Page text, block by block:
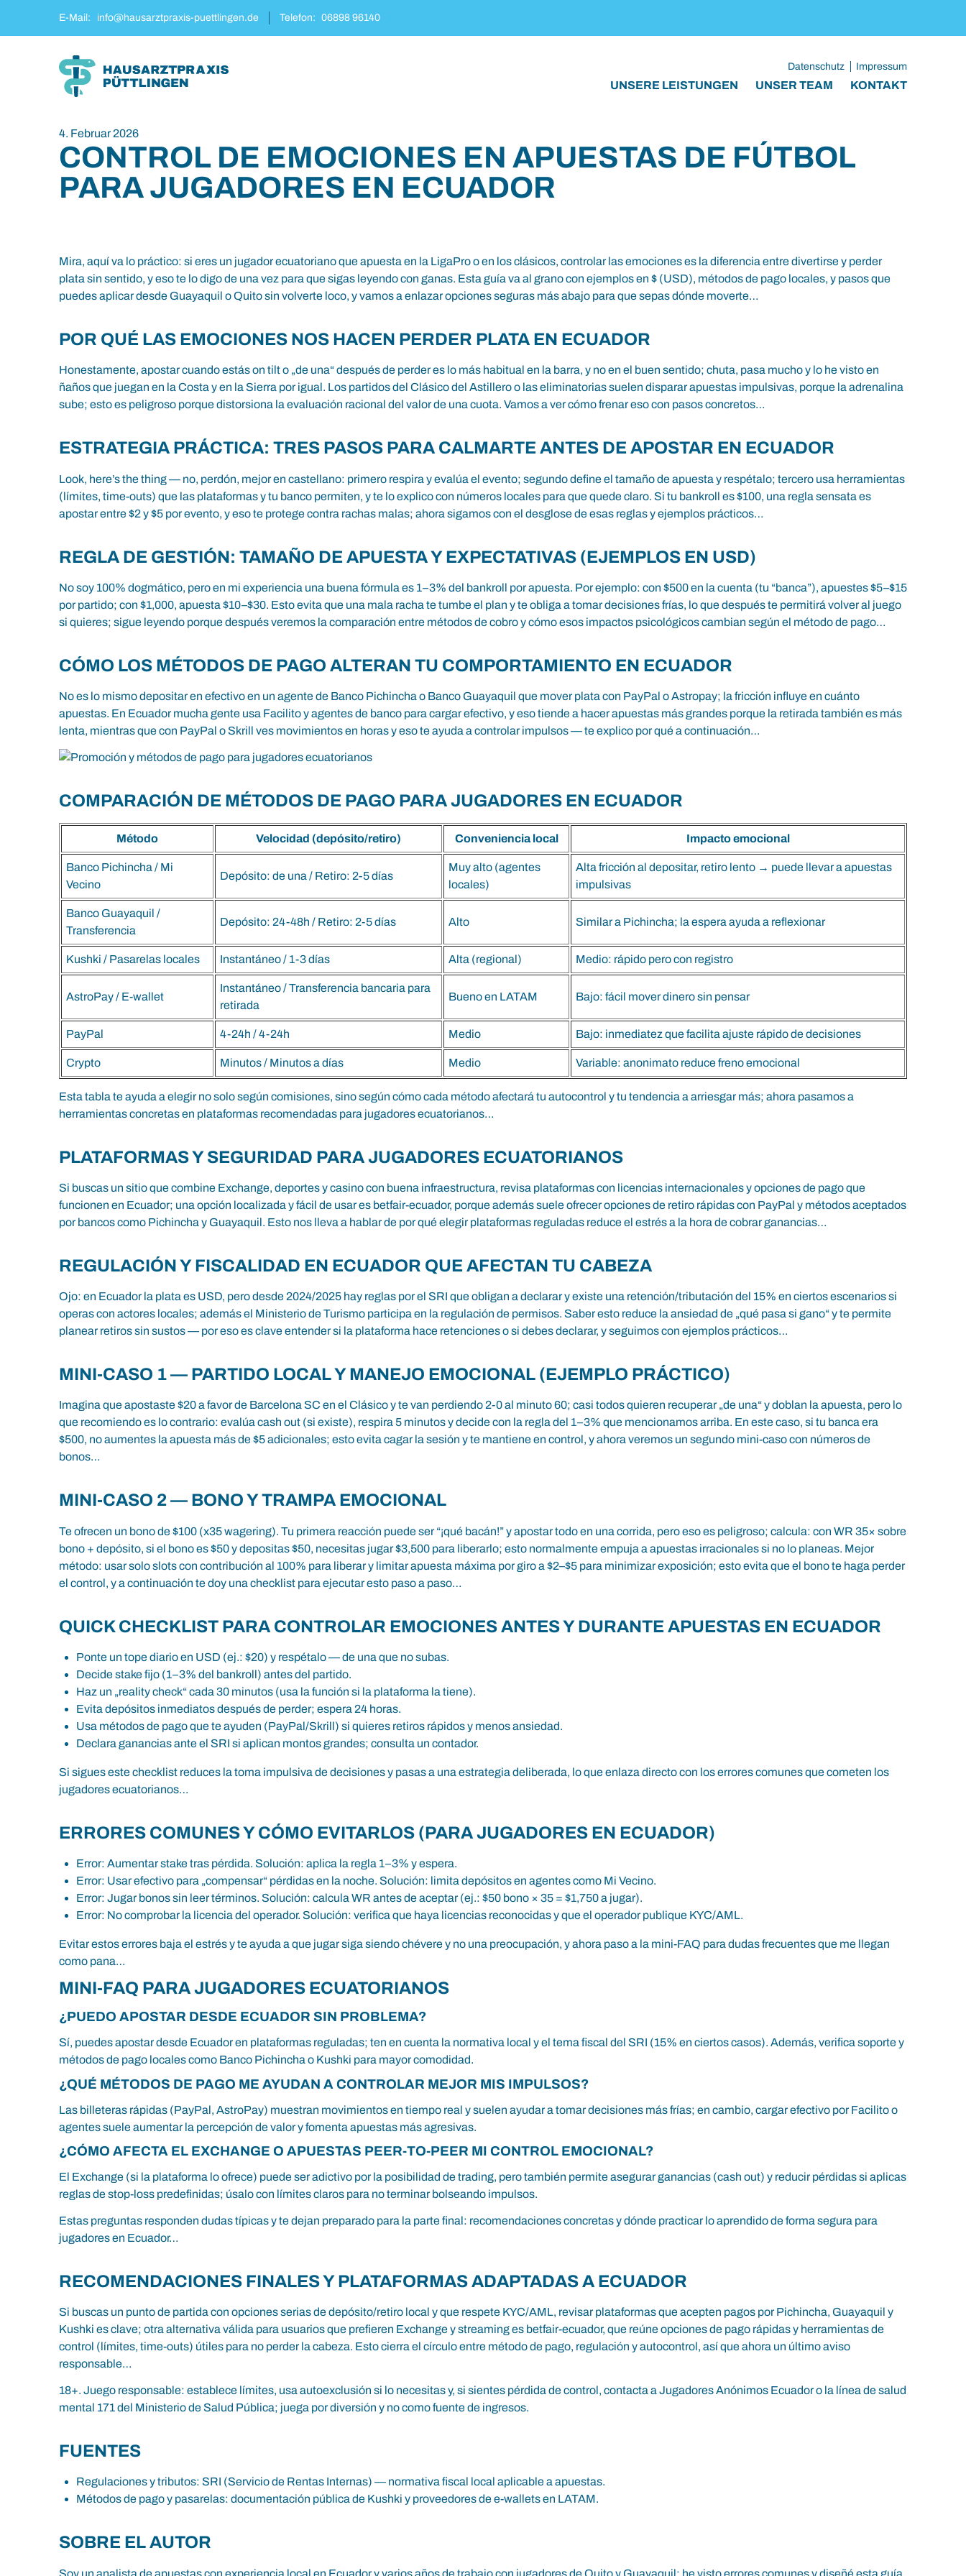
Hauptmenü
E-Mail: info@hausarztpraxis-puettlingen.de Telefon: 06898 96140
Datenschutz Impressum
UNSERE LEISTUNGEN UNSER TEAM KONTAKT
4. Februar 2026
CONTROL DE EMOCIONES EN APUESTAS DE FÚTBOL
PARA JUGADORES EN ECUADOR
Mira, aquí va lo práctico: si eres un jugador ecuatoriano que apuesta en la LigaPro o en los clásicos, controlar las emociones es la diferencia entre divertirse y perder
plata sin sentido, y eso te lo digo de una vez para que sigas leyendo con ganas. Esta guía va al grano con ejemplos en $ (USD), métodos de pago locales, y pasos que
puedes aplicar desde Guayaquil o Quito sin volverte loco, y vamos a enlazar opciones seguras más abajo para que sepas dónde moverte…
POR QUÉ LAS EMOCIONES NOS HACEN PERDER PLATA EN ECUADOR
Honestamente, apostar cuando estás on tilt o „de una“ después de perder es lo más habitual en la barra, y no en el buen sentido; chuta, pasa mucho y lo he visto en
ñaños que juegan en la Costa y en la Sierra por igual. Los partidos del Clásico del Astillero o las eliminatorias suelen disparar apuestas impulsivas, porque la adrenalina
sube; esto es peligroso porque distorsiona la evaluación racional del valor de una cuota. Vamos a ver cómo frenar eso con pasos concretos…
ESTRATEGIA PRÁCTICA: TRES PASOS PARA CALMARTE ANTES DE APOSTAR EN ECUADOR
Look, here’s the thing — no, perdón, mejor en castellano: primero respira y evalúa el evento; segundo define el tamaño de apuesta y respétalo; tercero usa herramientas
(límites, time-outs) que las plataformas y tu banco permiten, y te lo explico con números locales para que quede claro. Si tu bankroll es $100, una regla sensata es
apostar entre $2 y $5 por evento, y eso te protege contra rachas malas; ahora sigamos con el desglose de esas reglas y ejemplos prácticos…
REGLA DE GESTIÓN: TAMAÑO DE APUESTA Y EXPECTATIVAS (EJEMPLOS EN USD)
No soy 100% dogmático, pero en mi experiencia una buena fórmula es 1–3% del bankroll por apuesta. Por ejemplo: con $500 en la cuenta (tu “banca”), apuestes $5–$15
por partido; con $1,000, apuesta $10–$30. Esto evita que una mala racha te tumbe el plan y te obliga a tomar decisiones frías, lo que después te permitirá volver al juego
si quieres; sigue leyendo porque después veremos la comparación entre métodos de cobro y cómo esos impactos psicológicos cambian según el método de pago…
CÓMO LOS MÉTODOS DE PAGO ALTERAN TU COMPORTAMIENTO EN ECUADOR
No es lo mismo depositar en efectivo en un agente de Banco Pichincha o Banco Guayaquil que mover plata con PayPal o Astropay; la fricción influye en cuánto
apuestas. En Ecuador mucha gente usa Facilito y agentes de banco para cargar efectivo, y eso tiende a hacer apuestas más grandes porque la retirada también es más
lenta, mientras que con PayPal o Skrill ves movimientos en horas y eso te ayuda a controlar impulsos — te explico por qué a continuación…
COMPARACIÓN DE MÉTODOS DE PAGO PARA JUGADORES EN ECUADOR
Método Velocidad (depósito/retiro) Conveniencia local Impacto emocional
Banco Pichincha / Mi
Vecino
Depósito: de una / Retiro: 2-5 días
Muy alto (agentes
locales)
Alta fricción al depositar, retiro lento → puede llevar a apuestas
impulsivas
Banco Guayaquil /
Transferencia
Depósito: 24-48h / Retiro: 2-5 días Alto Similar a Pichincha; la espera ayuda a reflexionar
Kushki / Pasarelas locales Instantáneo / 1-3 días Alta (regional) Medio: rápido pero con registro
AstroPay / E-wallet
Instantáneo / Transferencia bancaria para
retirada
Bueno en LATAM Bajo: fácil mover dinero sin pensar
PayPal 4-24h / 4-24h Medio Bajo: inmediatez que facilita ajuste rápido de decisiones
Crypto Minutos / Minutos a días Medio Variable: anonimato reduce freno emocional
Esta tabla te ayuda a elegir no solo según comisiones, sino según cómo cada método afectará tu autocontrol y tu tendencia a arriesgar más; ahora pasamos a
herramientas concretas en plataformas recomendadas para jugadores ecuatorianos…
PLATAFORMAS Y SEGURIDAD PARA JUGADORES ECUATORIANOS
Si buscas un sitio que combine Exchange, deportes y casino con buena infraestructura, revisa plataformas con licencias internacionales y opciones de pago que
funcionen en Ecuador; una opción localizada y fácil de usar es betfair-ecuador, porque además suele ofrecer opciones de retiro rápidas con PayPal y métodos aceptados
por bancos como Pichincha y Guayaquil. Esto nos lleva a hablar de por qué elegir plataformas reguladas reduce el estrés a la hora de cobrar ganancias…
REGULACIÓN Y FISCALIDAD EN ECUADOR QUE AFECTAN TU CABEZA
Ojo: en Ecuador la plata es USD, pero desde 2024/2025 hay reglas por el SRI que obligan a declarar y existe una retención/tributación del 15% en ciertos escenarios si
operas con actores locales; además el Ministerio de Turismo participa en la regulación de permisos. Saber esto reduce la ansiedad de „qué pasa si gano“ y te permite
planear retiros sin sustos — por eso es clave entender si la plataforma hace retenciones o si debes declarar, y seguimos con ejemplos prácticos…
MINI-CASO 1 — PARTIDO LOCAL Y MANEJO EMOCIONAL (EJEMPLO PRÁCTICO)
Imagina que apostaste $20 a favor de Barcelona SC en el Clásico y te van perdiendo 2-0 al minuto 60; casi todos quieren recuperar „de una“ y doblan la apuesta, pero lo
que recomiendo es lo contrario: evalúa cash out (si existe), respira 5 minutos y decide con la regla del 1–3% que mencionamos arriba. En este caso, si tu banca era
$500, no aumentes la apuesta más de $5 adicionales; esto evita cagar la sesión y te mantiene en control, y ahora veremos un segundo mini-caso con números de
bonos…
MINI-CASO 2 — BONO Y TRAMPA EMOCIONAL
Te ofrecen un bono de $100 (x35 wagering). Tu primera reacción puede ser “¡qué bacán!” y apostar todo en una corrida, pero eso es peligroso; calcula: con WR 35× sobre
bono + depósito, si el bono es $50 y depositas $50, necesitas jugar $3,500 para liberarlo; esto normalmente empuja a apuestas irracionales si no lo planeas. Mejor
método: usar solo slots con contribución al 100% para liberar y limitar apuesta máxima por giro a $2–$5 para minimizar exposición; esto evita que el bono te haga perder
el control, y a continuación te doy una checklist para ejecutar esto paso a paso…
QUICK CHECKLIST PARA CONTROLAR EMOCIONES ANTES Y DURANTE APUESTAS EN ECUADOR
Ponte un tope diario en USD (ej.: $20) y respétalo — de una que no subas.
Decide stake fijo (1–3% del bankroll) antes del partido.
Haz un „reality check“ cada 30 minutos (usa la función si la plataforma la tiene).
Evita depósitos inmediatos después de perder; espera 24 horas.
Usa métodos de pago que te ayuden (PayPal/Skrill) si quieres retiros rápidos y menos ansiedad.
Declara ganancias ante el SRI si aplican montos grandes; consulta un contador.
Si sigues este checklist reduces la toma impulsiva de decisiones y pasas a una estrategia deliberada, lo que enlaza directo con los errores comunes que cometen los
jugadores ecuatorianos…
ERRORES COMUNES Y CÓMO EVITARLOS (PARA JUGADORES EN ECUADOR)
Error: Aumentar stake tras pérdida. Solución: aplica la regla 1–3% y espera.
Error: Usar efectivo para „compensar“ pérdidas en la noche. Solución: limita depósitos en agentes como Mi Vecino.
Error: Jugar bonos sin leer términos. Solución: calcula WR antes de aceptar (ej.: $50 bono × 35 = $1,750 a jugar).
Error: No comprobar la licencia del operador. Solución: verifica que haya licencias reconocidas y que el operador publique KYC/AML.
Evitar estos errores baja el estrés y te ayuda a que jugar siga siendo chévere y no una preocupación, y ahora paso a la mini-FAQ para dudas frecuentes que me llegan
como pana…
MINI-FAQ PARA JUGADORES ECUATORIANOS
¿PUEDO APOSTAR DESDE ECUADOR SIN PROBLEMA?
Sí, puedes apostar desde Ecuador en plataformas reguladas; ten en cuenta la normativa local y el tema fiscal del SRI (15% en ciertos casos). Además, verifica soporte y
métodos de pago locales como Banco Pichincha o Kushki para mayor comodidad.
¿QUÉ MÉTODOS DE PAGO ME AYUDAN A CONTROLAR MEJOR MIS IMPULSOS?
Las billeteras rápidas (PayPal, AstroPay) muestran movimientos en tiempo real y suelen ayudar a tomar decisiones más frías; en cambio, cargar efectivo por Facilito o
agentes suele aumentar la percepción de valor y fomenta apuestas más agresivas.
¿CÓMO AFECTA EL EXCHANGE O APUESTAS PEER-TO-PEER MI CONTROL EMOCIONAL?
El Exchange (si la plataforma lo ofrece) puede ser adictivo por la posibilidad de trading, pero también permite asegurar ganancias (cash out) y reducir pérdidas si aplicas
reglas de stop-loss predefinidas; úsalo con límites claros para no terminar bolseando impulsos.
Estas preguntas responden dudas típicas y te dejan preparado para la parte final: recomendaciones concretas y dónde practicar lo aprendido de forma segura para
jugadores en Ecuador…
RECOMENDACIONES FINALES Y PLATAFORMAS ADAPTADAS A ECUADOR
Si buscas un punto de partida con opciones serias de depósito/retiro local y que respete KYC/AML, revisar plataformas que acepten pagos por Pichincha, Guayaquil y
Kushki es clave; otra alternativa válida para usuarios que prefieren Exchange y streaming es betfair-ecuador, que reúne opciones de pago rápidas y herramientas de
control (límites, time-outs) útiles para no perder la cabeza. Esto cierra el círculo entre método de pago, regulación y autocontrol, así que ahora un último aviso
responsable…
18+. Juego responsable: establece límites, usa autoexclusión si lo necesitas y, si sientes pérdida de control, contacta a Jugadores Anónimos Ecuador o la línea de salud
mental 171 del Ministerio de Salud Pública; juega por diversión y no como fuente de ingresos.
FUENTES
Regulaciones y tributos: SRI (Servicio de Rentas Internas) — normativa fiscal local aplicable a apuestas.
Métodos de pago y pasarelas: documentación pública de Kushki y proveedores de e-wallets en LATAM.
SOBRE EL AUTOR
Soy un analista de apuestas con experiencia local en Ecuador y varios años de trabajo con jugadores de Quito y Guayaquil; he visto errores comunes y diseñé esta guía